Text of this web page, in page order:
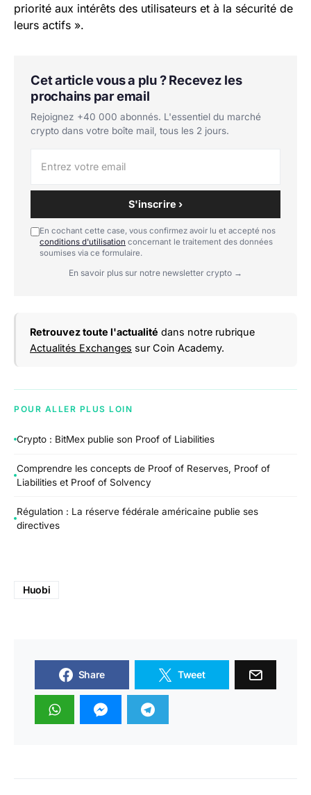
priorité aux intérêts des utilisateurs et à la sécurité de
leurs actifs ».
Cet article vous a plu ? Recevez les
prochains par email
Rejoignez +40 000 abonnés. L'essentiel du marché
crypto dans votre boîte mail, tous les 2 jours.
S'inscrire ›
En cochant cette case, vous confirmez avoir lu et accepté nos
conditions d'utilisation concernant le traitement des données
soumises via ce formulaire.
En savoir plus sur notre newsletter crypto →
Retrouvez toute l'actualité dans notre rubrique
Actualités Exchanges sur Coin Academy.
POUR ALLER PLUS LOIN
Crypto : BitMex publie son Proof of Liabilities
Comprendre les concepts de Proof of Reserves, Proof of
Liabilities et Proof of Solvency
Régulation : La réserve fédérale américaine publie ses
directives
Huobi
Share Tweet